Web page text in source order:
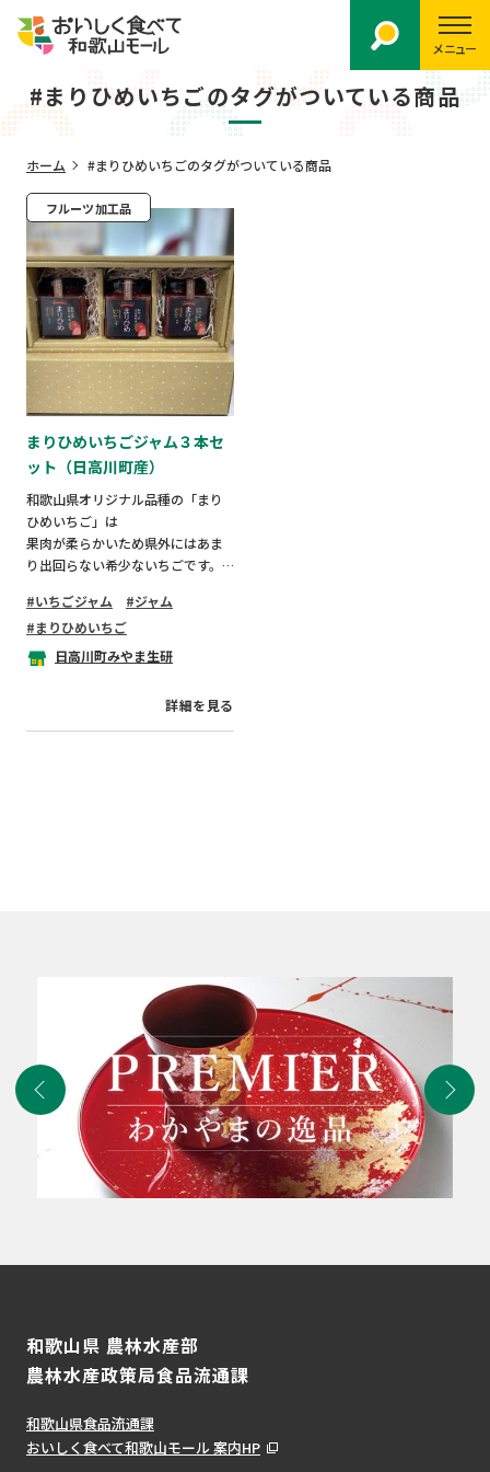
メニュー
#まりひめいちごのタグがついている商品
ホーム #まりひめいちごのタグがついている商品
フルーツ加工品
まりひめいちごジャム３本セ
ット（日高川町産）
和歌山県オリジナル品種の「まり
ひめいちご」は
果肉が柔らかいため県外にはあま
り出回らない希少ないちごです。
日高川町産のその「まりひめいち
ご」だけを使い、
同じく日高川町のライムとはちみ
糖度は45％前後。発色の良さと粒
いちごジャム
ジャム
まりひめいちご
日高川町みやま生研
詳細を見る
和歌山県 農林水産部
農林水産政策局食品流通課
和歌山県食品流通課
おいしく食べて和歌山モール 案内HP